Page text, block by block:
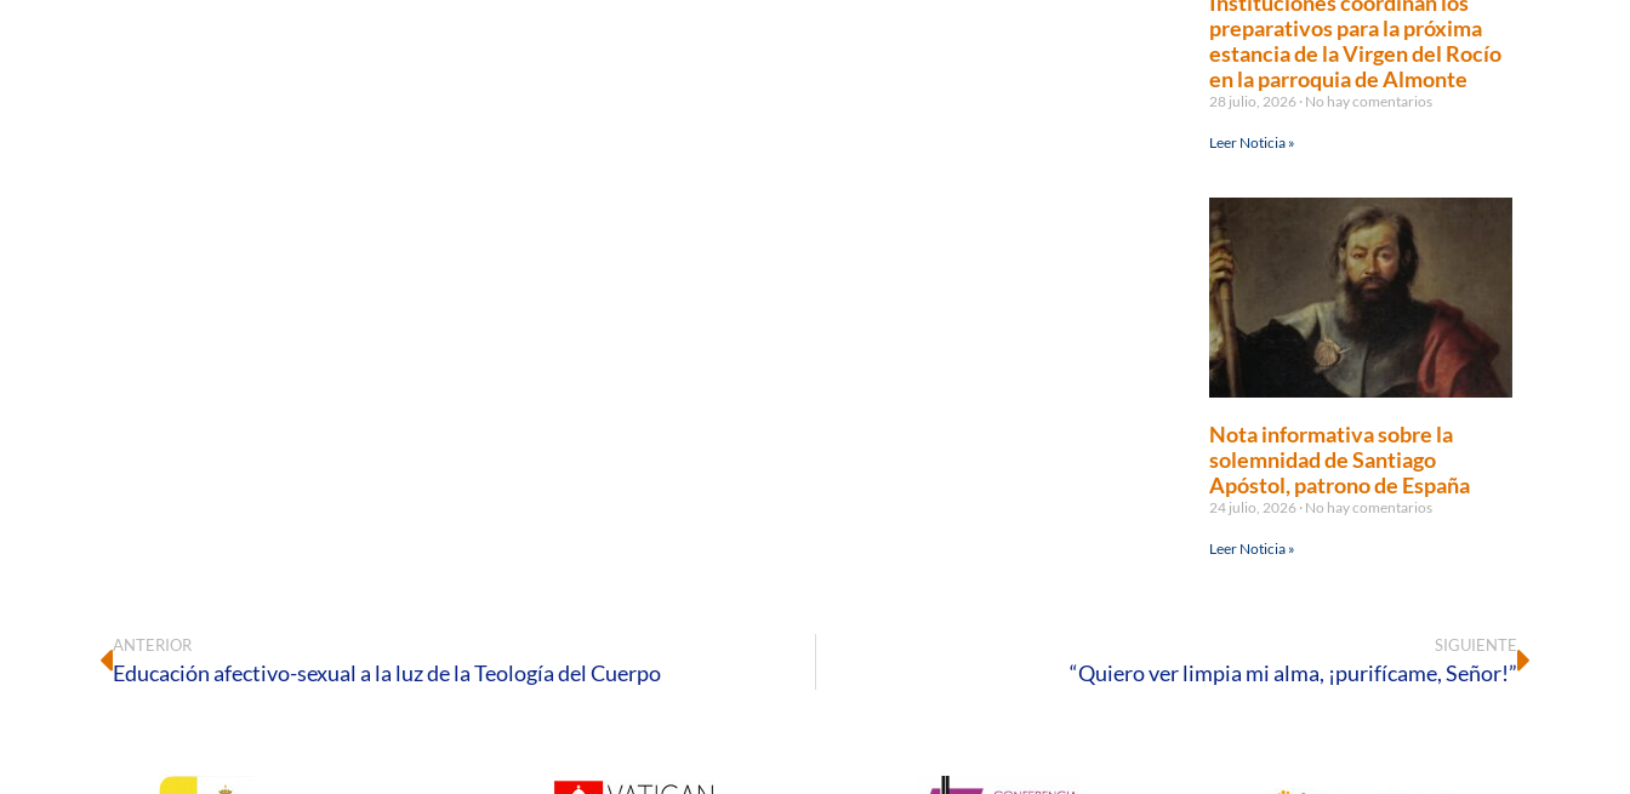
preparativos para la próxima
estancia de la Virgen del Rocío
en la parroquia de Almonte
28 julio, 2026 No hay comentarios
Leer Noticia »
Nota informativa sobre la
solemnidad de Santiago
Apóstol, patrono de España
24 julio, 2026 No hay comentarios
Leer Noticia »
ANTERIOR
Educación afectivo-sexual a la luz de la Teología del Cuerpo
SIGUIENTE
“Quiero ver limpia mi alma, ¡purifícame, Señor!”